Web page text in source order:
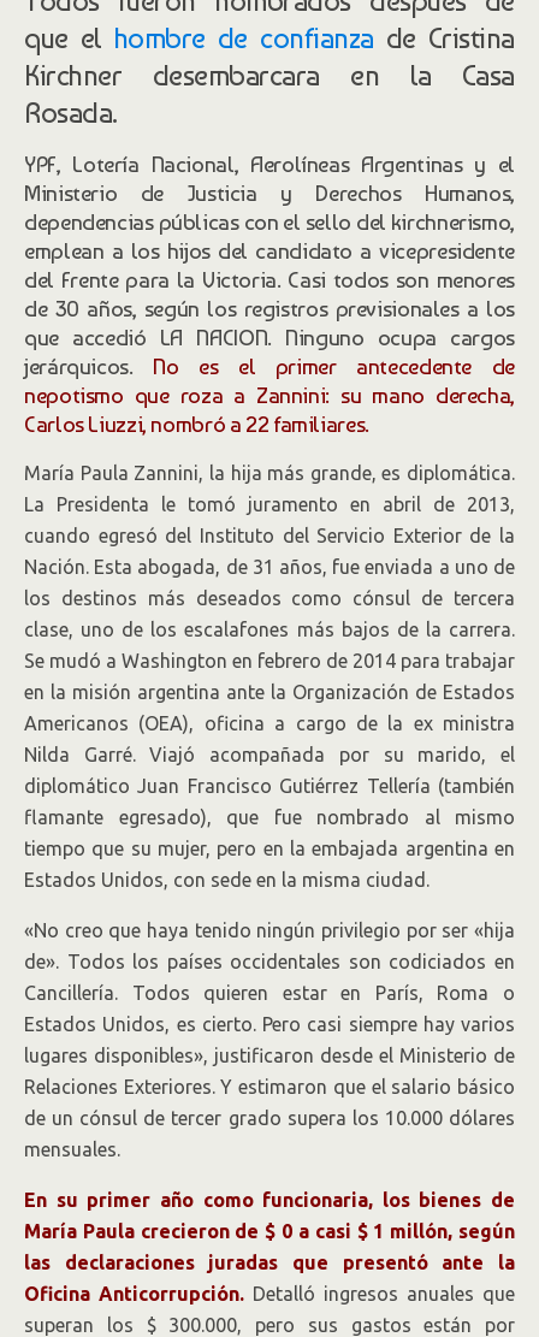
que el hombre de confianza de Cristina
Kirchner desembarcara en la Casa
Rosada.
YPF, Lotería Nacional, Aerolíneas Argentinas y el
Ministerio de Justicia y Derechos Humanos,
dependencias públicas con el sello del kirchnerismo,
emplean a los hijos del candidato a vicepresidente
del Frente para la Victoria. Casi todos son menores
de 30 años, según los registros previsionales a los
que accedió LA NACION. Ninguno ocupa cargos
jerárquicos. No es el primer antecedente de
nepotismo que roza a Zannini: su mano derecha,
Carlos Liuzzi, nombró a 22 familiares.
María Paula Zannini, la hija más grande, es diplomática.
La Presidenta le tomó juramento en abril de 2013,
cuando egresó del Instituto del Servicio Exterior de la
Nación. Esta abogada, de 31 años, fue enviada a uno de
los destinos más deseados como cónsul de tercera
clase, uno de los escalafones más bajos de la carrera.
Se mudó a Washington en febrero de 2014 para trabajar
en la misión argentina ante la Organización de Estados
Americanos (OEA), oficina a cargo de la ex ministra
Nilda Garré. Viajó acompañada por su marido, el
diplomático Juan Francisco Gutiérrez Tellería (también
flamante egresado), que fue nombrado al mismo
tiempo que su mujer, pero en la embajada argentina en
Estados Unidos, con sede en la misma ciudad.
«No creo que haya tenido ningún privilegio por ser «hija
de». Todos los países occidentales son codiciados en
Cancillería. Todos quieren estar en París, Roma o
Estados Unidos, es cierto. Pero casi siempre hay varios
lugares disponibles», justificaron desde el Ministerio de
Relaciones Exteriores. Y estimaron que el salario básico
de un cónsul de tercer grado supera los 10.000 dólares
mensuales.
En su primer año como funcionaria, los bienes de
María Paula crecieron de $ 0 a casi $ 1 millón, según
las declaraciones juradas que presentó ante la
Oficina Anticorrupción. Detalló ingresos anuales que
superan los $ 300.000, pero sus gastos están por